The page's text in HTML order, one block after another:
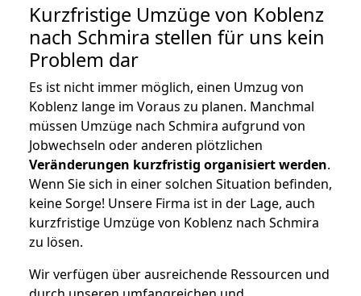
Kurzfristige Umzüge von Koblenz
nach Schmira stellen für uns kein
Problem dar
Es ist nicht immer möglich, einen Umzug von
Koblenz lange im Voraus zu planen. Manchmal
müssen Umzüge nach Schmira aufgrund von
Jobwechseln oder anderen plötzlichen
Veränderungen kurzfristig organisiert werden.
Wenn Sie sich in einer solchen Situation befinden,
keine Sorge! Unsere Firma ist in der Lage, auch
kurzfristige Umzüge von Koblenz nach Schmira
zu lösen.
Wir verfügen über ausreichende Ressourcen und